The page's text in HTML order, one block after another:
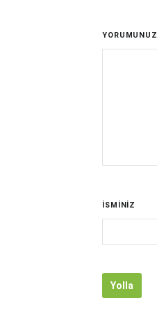
YORUMUNUZ
İSMİNİZ
Yolla